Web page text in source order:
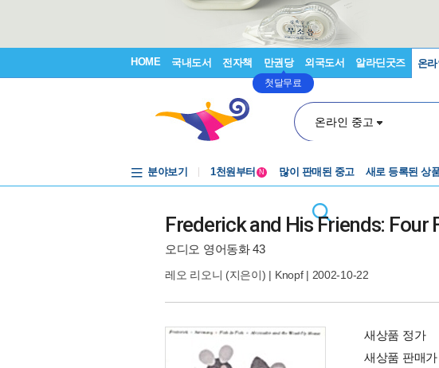
HOME 국내도서 전자책 만권당
첫달무료
외국도서 알라딘굿즈 온
온라인 중고
분야보기
1천원부터
N 많이 판매된 중고 새로 등록된 상
Frederick and His Friends: Four
오디오 영어동화 43
레오 리오니 (지은이) | Knopf| 2002-10-22
새상품 정가
새상품 판매가